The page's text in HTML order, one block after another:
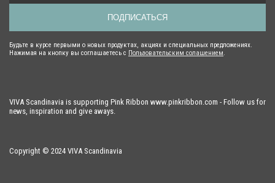
VIVA Scandinavia is supporting Pink Ribbon www.pinkribbon.com - Follow us for
news, inspiration and give aways.
Copyright © 2024 VIVA Scandinavia
ПОДПИСАТЬСЯ
Будьте в курсе первыми о новых продуктах, акциях и специальных предложениях.
Нажимая на кнопку вы соглашаетесь с Пользовательским солашением.